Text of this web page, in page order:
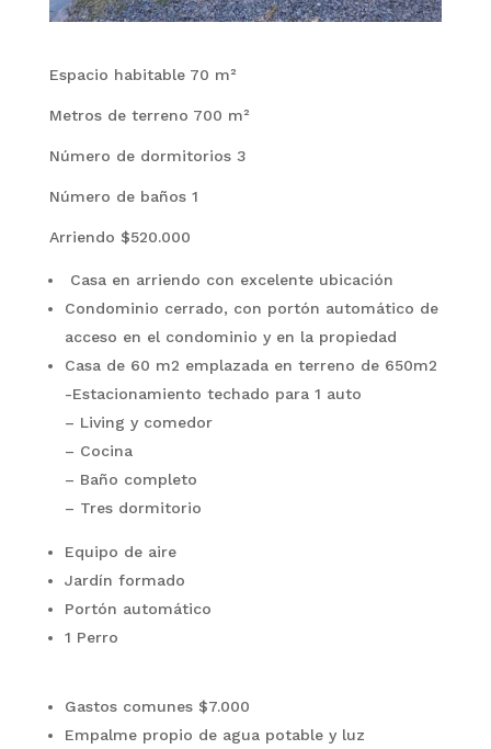
Espacio habitable 70 m²
Metros de terreno 700 m²
Número de dormitorios 3
Número de baños 1
Arriendo $520.000
Casa en arriendo con excelente ubicación
Condominio cerrado, con portón automático de
acceso en el condominio y en la propiedad
Casa de 60 m2 emplazada en terreno de 650m2
-Estacionamiento techado para 1 auto
– Living y comedor
– Cocina
– Baño completo
– Tres dormitorio
Equipo de aire
Jardín formado
Portón automático
1 Perro
Gastos comunes $7.000
Empalme propio de agua potable y luz